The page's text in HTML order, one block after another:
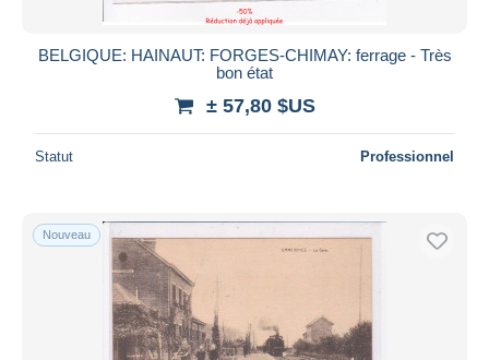
BELGIQUE: HAINAUT: FORGES-CHIMAY: ferrage - Très
bon état
± 57,80 $US
Statut Professionnel
Nouveau